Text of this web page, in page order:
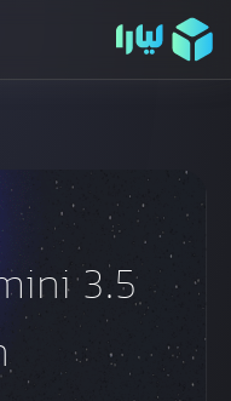
3.5